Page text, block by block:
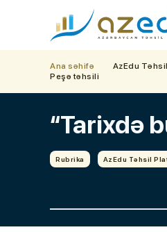
Ana səhifə AzEdu
Peşə təhsili
“Tarixdə
Rubrika AzEdu Təhsil